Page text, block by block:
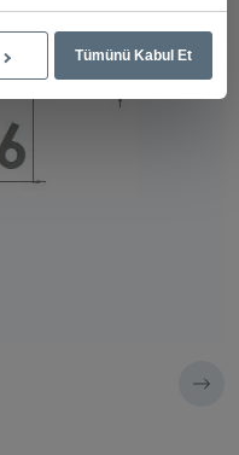
Tümünü Kabul Et